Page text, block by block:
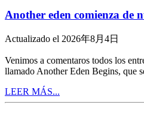
Another eden comienza de
Actualizado el 2026年8月4日
Venimos a comentaros todos los
llamado Another Eden Begins, que
LEER MÁS...